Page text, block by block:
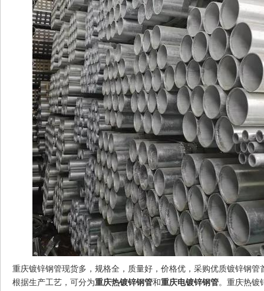
重庆镀锌钢管现货多，规格全，质量好，价格优，采购优质镀锌钢管
根据生产工艺，可分为重庆热镀锌钢管和重庆电镀锌钢管。重庆热镀